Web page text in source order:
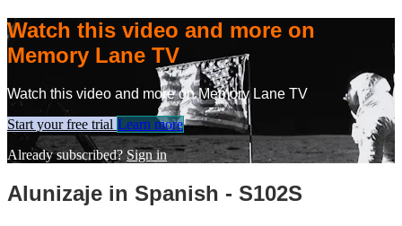
Watch this video and more on
Memory Lane TV
Watch this video and more on Memory Lane TV
Start your free trial Learn more
Already subscribed?Sign in
Alunizaje in Spanish - S102S